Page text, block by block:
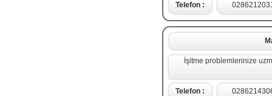
Telefon :
İşitme problemlerinize
Telefon :